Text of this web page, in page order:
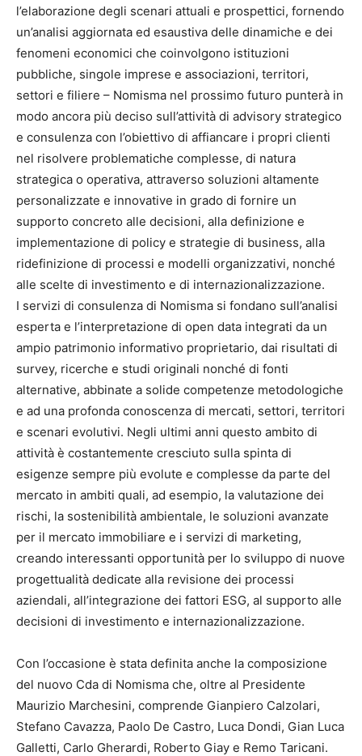
l’elaborazione degli scenari attuali e prospettici, fornendo
un’analisi aggiornata ed esaustiva delle dinamiche e dei
fenomeni economici che coinvolgono istituzioni
pubbliche, singole imprese e associazioni, territori,
settori e filiere – Nomisma nel prossimo futuro punterà in
modo ancora più deciso sull’attività di advisory strategico
e consulenza con l’obiettivo di affiancare i propri clienti
nel risolvere problematiche complesse, di natura
strategica o operativa, attraverso soluzioni altamente
personalizzate e innovative in grado di fornire un
supporto concreto alle decisioni, alla definizione e
implementazione di policy e strategie di business, alla
ridefinizione di processi e modelli organizzativi, nonché
alle scelte di investimento e di internazionalizzazione.
I servizi di consulenza di Nomisma si fondano sull’analisi
esperta e l’interpretazione di open data integrati da un
ampio patrimonio informativo proprietario, dai risultati di
survey, ricerche e studi originali nonché di fonti
alternative, abbinate a solide competenze metodologiche
e ad una profonda conoscenza di mercati, settori, territori
e scenari evolutivi. Negli ultimi anni questo ambito di
attività è costantemente cresciuto sulla spinta di
esigenze sempre più evolute e complesse da parte del
mercato in ambiti quali, ad esempio, la valutazione dei
rischi, la sostenibilità ambientale, le soluzioni avanzate
per il mercato immobiliare e i servizi di marketing,
creando interessanti opportunità per lo sviluppo di nuove
progettualità dedicate alla revisione dei processi
aziendali, all’integrazione dei fattori ESG, al supporto alle
decisioni di investimento e internazionalizzazione.
Con l’occasione è stata definita anche la composizione
del nuovo Cda di Nomisma che, oltre al Presidente
Maurizio Marchesini, comprende Gianpiero Calzolari,
Stefano Cavazza, Paolo De Castro, Luca Dondi, Gian Luca
Galletti, Carlo Gherardi, Roberto Giay e Remo Taricani.